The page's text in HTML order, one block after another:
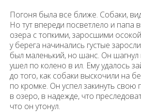
Погоня была все ближе. Собаки,
Но тут впереди посветлело и папа
озера с топкими, заросшими
у берега начинались густые
был маленький, но шанс. Он шагнул
ушел по колено в ил. Ему удалось
до того, как собаки выскочили на
по кромке. Он успел закинуть свою
в озеро, в надежде, что
что он утонул.